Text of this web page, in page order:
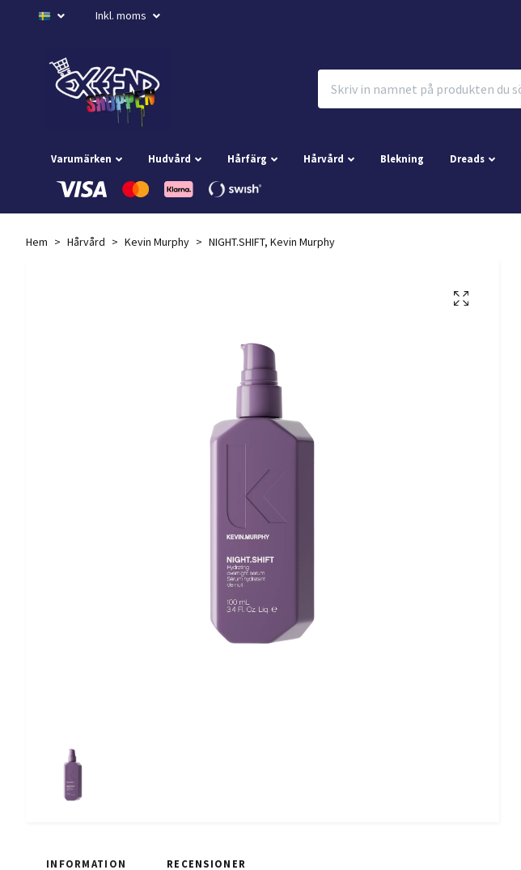
Inkl. moms
Varumärken Hudvård Hårfärg Hårvård Blekning Dreads
Hem Hårvård Kevin Murphy NIGHT.SHIFT, Kevin Murphy
INFORMATION RECENSIONER